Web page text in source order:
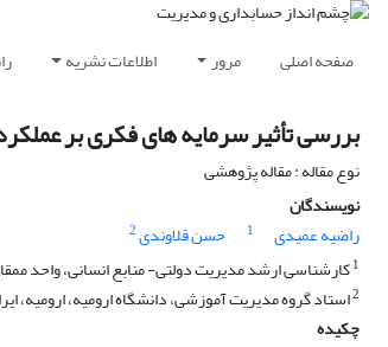
صفحه اصلی مرور اطلاعات نشریه
بررسی تأثیر سرمایه های فکری بر
نوع مقاله : مقاله پژوهشی
نویسندگان
راضیه عمیدی
1 حسن قلاوندی2
1کارشناسی ارشد مدیریت دولتی- منابع انسانی، واحد
2استاد گروه مدیریت آموزشی، دانشگاه ارومیه، ارومیه،
چکیده